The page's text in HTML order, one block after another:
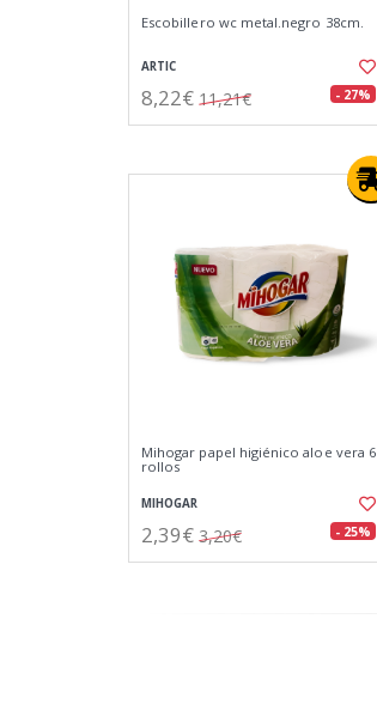
Escobillero wc metal.negro 38cm.
ARTIC
8,22€ 11,21€ - 27%
Mihogar papel higiénico aloe vera 6
rollos
MIHOGAR
2,39€ 3,20€ - 25%